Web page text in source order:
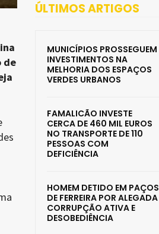
de
ÚLTIMOS ARTIGOS
MUNICÍPIOS PROSSEGUEM
INVESTIMENTOS NA
MELHORIA DOS ESPAÇOS
VERDES URBANOS
FAMALICÃO INVESTE
CERCA DE 460 MIL EUROS
NO TRANSPORTE DE 110
PESSOAS COM
DEFICIÊNCIA
HOMEM DETIDO EM PAÇOS
DE FERREIRA POR ALEGADA
CORRUPÇÃO ATIVA E
DESOBEDIÊNCIA